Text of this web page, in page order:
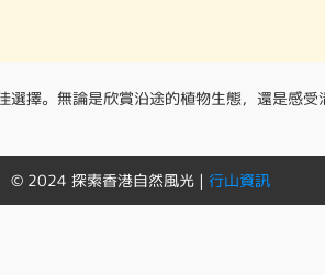
擇。無論是欣賞沿途的植物生態，還是感
© 2024 探索香港自然風光 | 行山資訊